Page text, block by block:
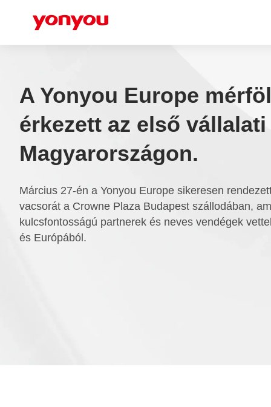
A Yonyou Europe
érkezett az első
Magyarországon.
Március 27-én a Yonyou Europe sikeresen
vacsorát a Crowne Plaza Budapest szállodában,
kulcsfontosságú partnerek és neves vendégek
és Európából.